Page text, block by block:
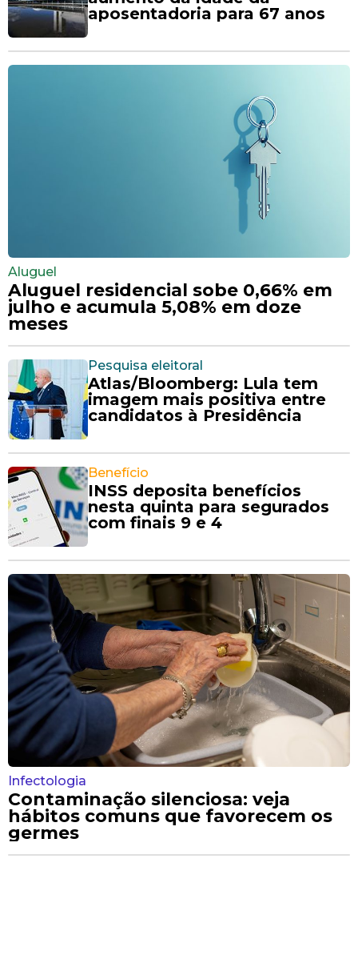
aposentadoria para 67 anos
Aluguel
Aluguel residencial sobe 0,66% em
julho e acumula 5,08% em doze
meses
Pesquisa eleitoral
Atlas/Bloomberg: Lula tem
imagem mais positiva entre
candidatos à Presidência
Benefício
INSS deposita benefícios
nesta quinta para segurados
com finais 9 e 4
Infectologia
Contaminação silenciosa: veja
hábitos comuns que favorecem os
germes